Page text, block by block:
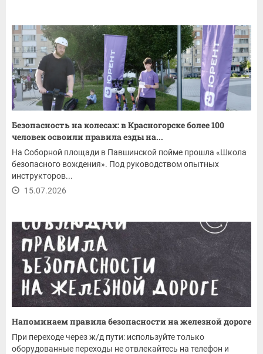
Безопасность на колесах: в Красногорске более 100
человек освоили правила езды на...
На Соборной площади в Павшинской пойме прошла «Школа
безопасного вождения». Под руководством опытных
инструкторов...
15.07.2026
Напоминаем правила безопасности на железной дороге
При переходе через ж/д пути: используйте только
оборудованные переходы не отвлекайтесь на телефон и